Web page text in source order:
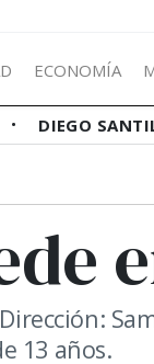
ECONOMÍA
DIEGO
13 años.